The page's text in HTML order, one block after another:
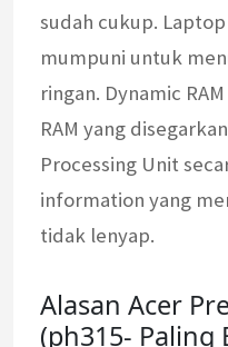
sudah cukup.
mumpuni untuk
ringan. Dynamic
RAM yang
Processing Unit
information yang
tidak lenyap.
Alasan Acer
(ph315- Paling